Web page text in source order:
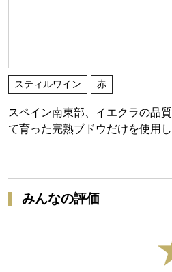
スティルワイン 赤
スペイン南東部、イエクラの品
て育った完熟ブドウだけを使用
みんなの評価